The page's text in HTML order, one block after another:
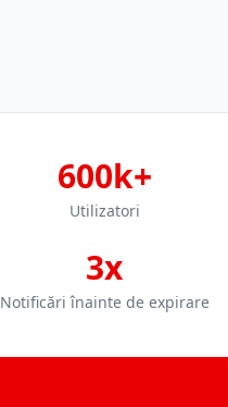
600k+
Utilizatori
3x
Notificări înainte de expirare